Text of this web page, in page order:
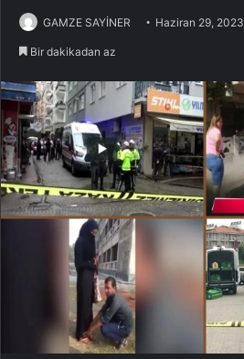
GAMZE SAYİNER Haziran 29, 2023
Bir dakikadan az